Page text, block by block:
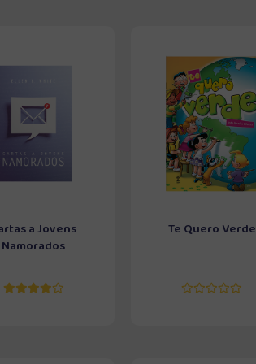
a Jovens
Namorados
Te Quero Verde